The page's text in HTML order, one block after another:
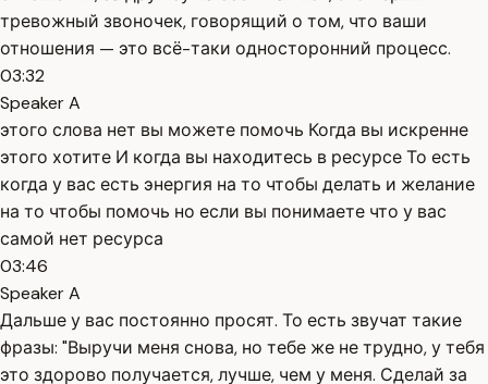
тревожный звоночек, говорящий о том, что ваши
отношения — это всё-таки односторонний процесс.
03:32
Speaker A
этого слова нет вы можете помочь Когда вы искренне
этого хотите И когда вы находитесь в ресурсе То есть
когда у вас есть энергия на то чтобы делать и желание
на то чтобы помочь но если вы понимаете что у вас
самой нет ресурса
03:46
Speaker A
Дальше у вас постоянно просят. То есть звучат такие
фразы: "Выручи меня снова, но тебе же не трудно, у тебя
это здорово получается, лучше, чем у меня. Сделай за